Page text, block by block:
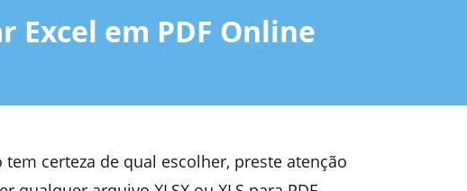
em PDF Online
tem certeza de qual escolher, preste atenção